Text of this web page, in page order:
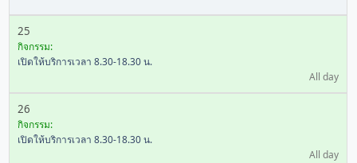
25
กิจกรรม:
เปิดให้บริการเวลา 8.30-18.30 น.
All day
26
กิจกรรม:
เปิดให้บริการเวลา 8.30-18.30 น.
All day